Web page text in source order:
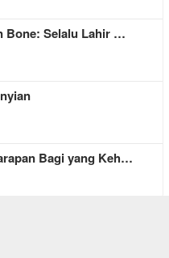
Bone: Selalu Lahir …
Bagi yang Keh…